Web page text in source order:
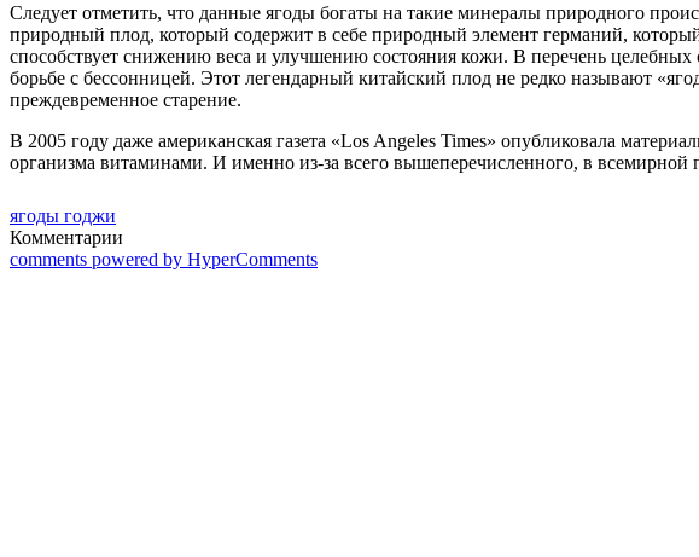
Следует отметить, что данные ягоды богаты на такие минералы природного
природный плод, который содержит в себе природный элемент германий,
способствует снижению веса и улучшению состояния кожи. В перечень
борьбе с бессонницей. Этот легендарный китайский плод не редко называют
преждевременное старение.
В 2005 году даже американская газета «Los Angeles Times» опубликовала
организма витаминами. И именно из-за всего вышеперечисленного, в всемирной
ягоды годжи
Комментарии
comments powered by HyperComments